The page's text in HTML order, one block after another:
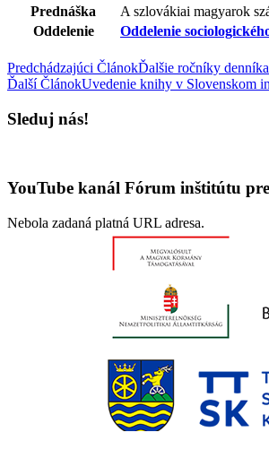
Prednáška
A szlovákiai magyarok
Oddelenie
Oddelenie
Predchádzajúci ČlánokĎalšie ročníky
Ďalší ČlánokUvedenie knihy v Slovenskom
Sleduj nás!
YouTube kanál Fórum inštitútu
Nebola zadaná platná URL adresa.